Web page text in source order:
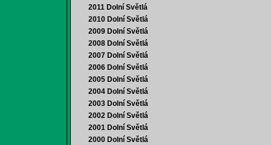
2011 Dolní Světlá
2010 Dolní Světlá
2009 Dolní Světlá
2008 Dolní Světlá
2007 Dolní Světlá
2006 Dolní Světlá
2005 Dolní Světlá
2004 Dolní Světlá
2003 Dolní Světlá
2002 Dolní Světlá
2001 Dolní Světlá
2000 Dolní Světlá